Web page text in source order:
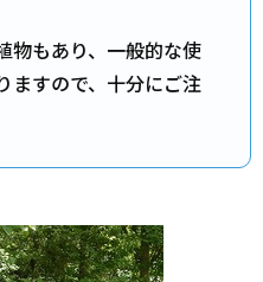
物もあり、一般的な使
ますので、十分にご注